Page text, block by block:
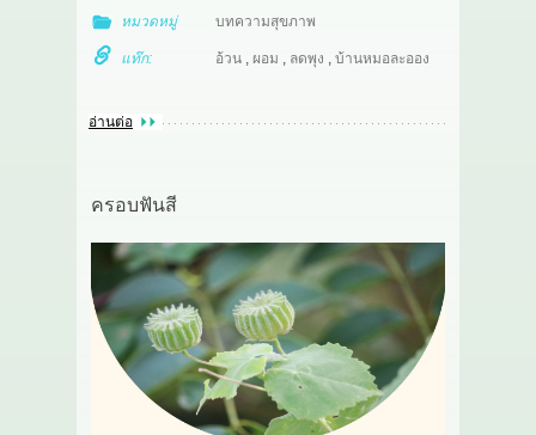
หมวดหมู่ บทความสุขภาพ
แท๊ก: อ้วน, ผอม ลดพุง บ้านหมอละออง
อ่านต่อ
ครอบฟันสี